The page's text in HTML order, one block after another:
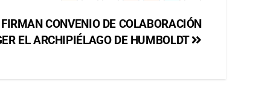
CONVENIO DE COLABORACIÓN
EL ARCHIPIÉLAGO DE HUMBOLDT